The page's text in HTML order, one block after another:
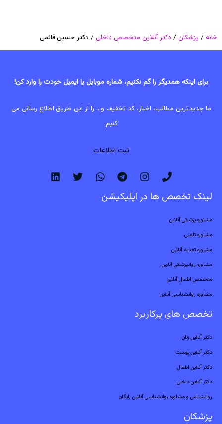
خانه / پزشکان / دکتر آنلاین متخصص داخلی / دکتر حسین قائمی
برای اینکه همدیگر را گم نکنیم، شماره موبایل یا ایمیل خودت را وارد کن!
ما جدیدترین مطالب، اخبار، کد تخفیف و... را از این طریق اطلاع رسانی می
کنیم.
ثبت اطلاعات
لینک تخصص ها در اپلیکیشن
مشاوره پزشکی آنلاین
مشاوره تلفنی
مشاوره تغذیه آنلاین
مشاوره روانپزشکی آنلاین
متخصص اطفال آنلاین
مشاوره روانشناسی آنلاین
تخصص های پرکاربرد
دکتر آنلاین زنان
دکتر آنلاین پوست
دکتر آنلاین اطفال
دکتر آنلاین داخلی
روانشناس و مشاوره روانشناسی آنلاین رایگان
پزشکان